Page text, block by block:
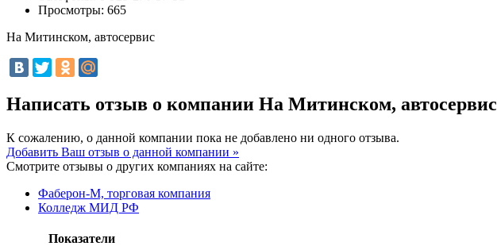
Просмотры: 665
На Митинском, автосервис
Написать отзыв о компании На Митинском, автосервис
К сожалению, о данной компании пока не добавлено ни одного отзыва.
Добавить Ваш отзыв о данной компании »
Смотрите отзывы о других компаниях на сайте:
Фаберон-М, торговая компания
Колледж МИД РФ
Показатели